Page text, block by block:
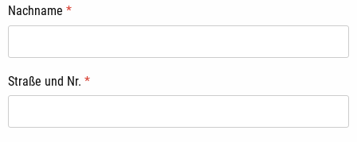
Nachname *
Straße und Nr. *